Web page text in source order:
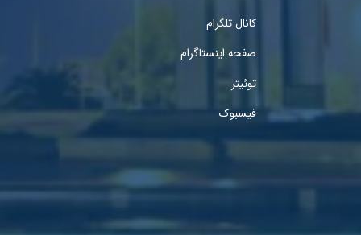
کانال تلگرام
صفحه اینستاگرام
توئیتر
فیسبوک